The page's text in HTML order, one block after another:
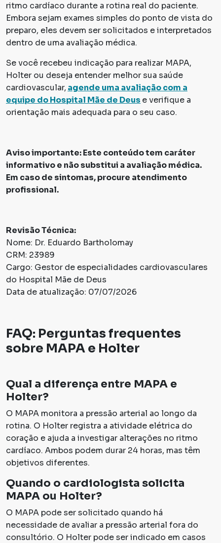
ritmo cardíaco durante a rotina real do paciente.
Embora sejam exames simples do ponto de vista do
preparo, eles devem ser solicitados e interpretados
dentro de uma avaliação médica.
Se você recebeu indicação para realizar MAPA,
Holter ou deseja entender melhor sua saúde
cardiovascular, agende uma avaliação com a
equipe do Hospital Mãe de Deus e verifique a
orientação mais adequada para o seu caso.
Aviso importante: Este conteúdo tem caráter
informativo e não substitui a avaliação médica.
Em caso de sintomas, procure atendimento
profissional.
Revisão Técnica:
Nome: Dr. Eduardo Bartholomay
CRM: 23989
Cargo: Gestor de especialidades cardiovasculares
do Hospital Mãe de Deus
Data de atualização: 07/07/2026
FAQ: Perguntas frequentes
sobre MAPA e Holter
Qual a diferença entre MAPA e
Holter?
O MAPA monitora a pressão arterial ao longo da
rotina. O Holter registra a atividade elétrica do
coração e ajuda a investigar alterações no ritmo
cardíaco. Ambos podem durar 24 horas, mas têm
objetivos diferentes.
Quando o cardiologista solicita
MAPA ou Holter?
O MAPA pode ser solicitado quando há
necessidade de avaliar a pressão arterial fora do
consultório. O Holter pode ser indicado em casos